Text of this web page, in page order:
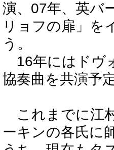
演、07年、英バ
リョフの扉」を
う。
16年にはドヴ
協奏曲を共演予
これまでに江
ーキンの各氏に